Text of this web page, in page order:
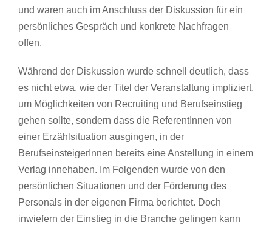
und waren auch im Anschluss der Diskussion für ein
persönliches Gespräch und konkrete Nachfragen
offen.
Während der Diskussion wurde schnell deutlich, dass
es nicht etwa, wie der Titel der Veranstaltung impliziert,
um Möglichkeiten von Recruiting und Berufseinstieg
gehen sollte, sondern dass die ReferentInnen von
einer Erzählsituation ausgingen, in der
BerufseinsteigerInnen bereits eine Anstellung in einem
Verlag innehaben. Im Folgenden wurde von den
persönlichen Situationen und der Förderung des
Personals in der eigenen Firma berichtet. Doch
inwiefern der Einstieg in die Branche gelingen kann